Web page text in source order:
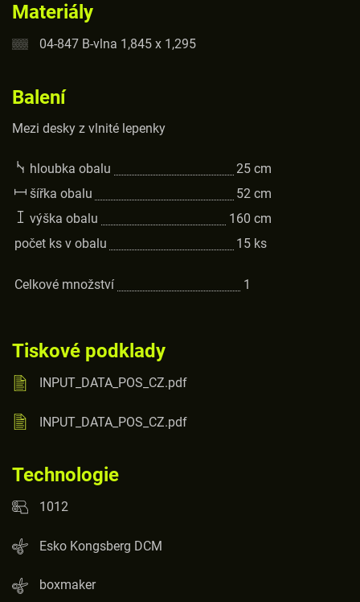
Materiály
04-847 B-vlna 1,845 x 1,295
Balení
Mezi desky z vlnité lepenky
hloubka obalu 25 cm
šířka obalu
52 cm
výška obalu
160 cm
počet ks v obalu
15 ks
Celkové množství 1
Tiskové podklady
INPUT_DATA_POS_CZ.pdf
INPUT_DATA_POS_CZ.pdf
Technologie
1012
Esko Kongsberg DCM
boxmaker